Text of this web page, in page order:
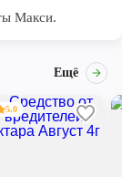
Макси.
Ещё
5.0